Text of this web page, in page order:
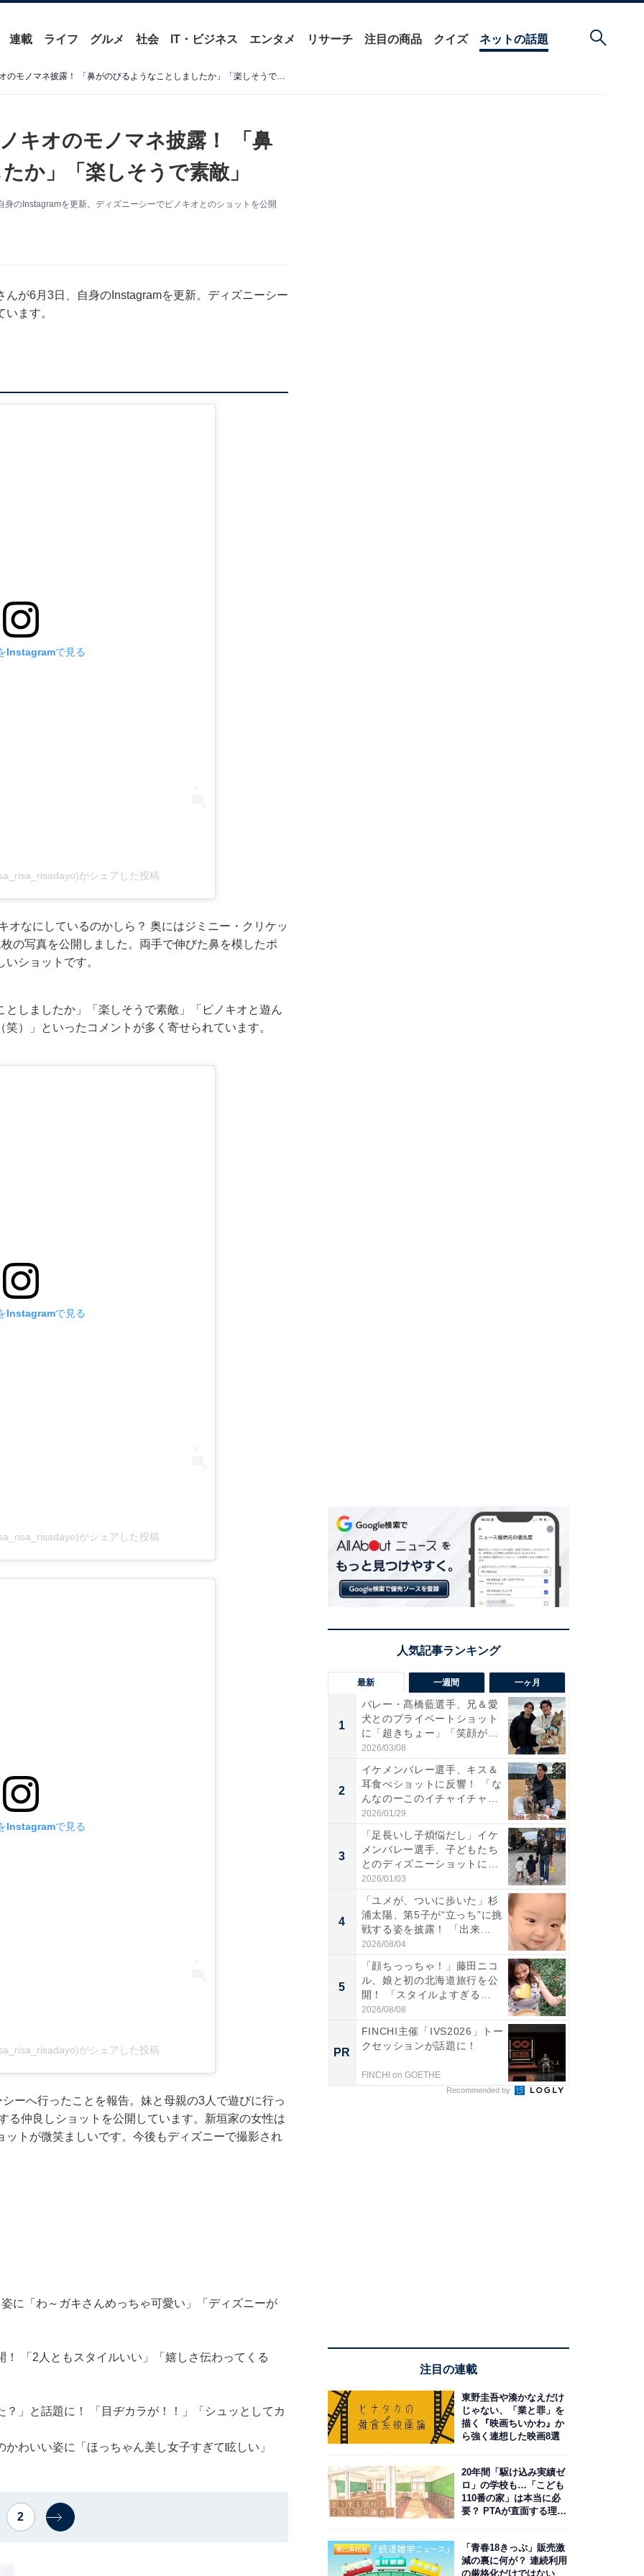
連載 ライフ グルメ 社会 IT・ビジネス エンタメ リサーチ 注目の商品 クイズ ネットの話題
新垣里沙、ディズニーでピノキオのモノマネ披露！ 「鼻がのびるようなことしましたか」「楽しそうで素敵」
キオのモノマネ披露！ 「鼻
か」「楽しそうで素敵」
のInstagramを更新。ディズニーシーでピノキオとのショットを公開
が6月3日、自身のInstagramを更新。ディズニーシー
ます。
Instagramで見る
がシェアした投稿
オなにしているのかしら？ 奥にはジミニー・クリケッ
の写真を公開しました。両手で伸びた鼻を模したポ
ショットです。
しましたか」「楽しそうで素敵」「ピノキオと遊ん
）」といったコメントが多く寄せられています。
Instagramで見る
がシェアした投稿
Instagramで見る
がシェアした投稿
ーへ行ったことを報告。妹と母親の3人で遊びに行っ
る仲良しショットを公開しています。新垣家の女性は
トが微笑ましいです。今後もディズニーで撮影され
に「わ～ガキさんめっちゃ可愛い」「ディズニーが
「2人ともスタイルいい」「嬉しさ伝わってくる
」と話題に！ 「目ヂカラが！！」「シュッとしてカ
わいい姿に「ほっちゃん美し女子すぎて眩しい」
2
最新 一週間 一ヶ月
1
バレー・髙橋藍選手、兄＆愛
犬とのプライベートショット
に「超きちょー」「笑顔が見
れ...
2026/03/08
2
イケメンバレー選手、キス＆
耳食べショットに反響！ 「な
んなのーこのイチャイチャ
感...
2026/01/29
3
「足長いし子煩悩だし」イケ
メンバレー選手、子どもたち
とのディズニーショットに
「か...
2026/01/03
4
「ユメが、ついに歩いた」杉
浦太陽、第5子が“立っち”に挑
戦する姿を披露！ 「出来...
2026/08/04
5
「顔ちっっちゃ！」藤田ニコ
ル、娘と初の北海道旅行を公
開！ 「スタイルよすぎる
よ〜...
2026/08/08
PR
FINCHI主催「IVS2026」トー
クセッションが話題に！
FINCHI on GOETHE
Recommended by
注目の連載
東野圭吾や湊かなえだけ
じゃない、「業と罪」を
描く『映画ちいかわ』か
ら強く連想した映画8選
20年間「駆け込み実績ゼ
ロ」の学校も…「こども
110番の家」は本当に必
要？ PTAが直面する理想
「青春18きっぷ」販売激
減の裏に何が？ 連続利用
の厳格化だけではない